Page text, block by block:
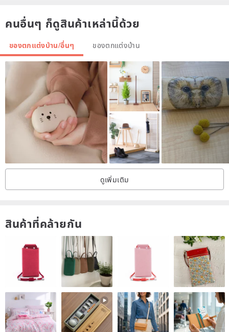
【NAVEEN New Customer Experience Group】
◉ Experience the application process:
Select 5 trial products＞Go to checkout＞Fill in the five products
you want to experience (can be numbered)＞After the editor
คนอื่นๆ ก็ดูสินค้าเหล่านี้ด้วย
ของตกแต่งบ้าน/อื่นๆ ของตกแต่งบ้าน
ดูเพิ่มเติม
สินค้าที่คล้ายกัน